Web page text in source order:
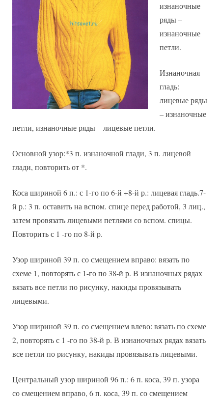
изнаночные
ряды –
изнаночные
петли.
Изнаночная
гладь:
лицевые ряды
– изнаночные
петли, изнаночные ряды – лицевые петли.
Основной узор:*3 п. изнаночной глади, 3 п. лицевой
глади, повторить от *.
Коса шириной 6 п.: с 1-го по 6-й +8-й р.: лицевая гладь.7-
й р.: 3 п. оставить на вспом. спице перед работой, 3 лиц.,
затем провязать лицевыми петлями со вспом. спицы.
Повторить с 1 -го по 8-й р.
Узор шириной 39 п. со смещением вправо: вязать по
схеме 1, повторять с 1-го по 38-й р. В изнаночных рядах
вязать все петли по рисунку, накиды провязывать
лицевыми.
Узор шириной 39 п. со смещением влево: вязать по схеме
2, повторять с 1 -го по 38-й р. В изнаночных рядах вязать
все петли по рисунку, накиды провязывать лицевыми.
Центральный узор шириной 96 п.: 6 п. коса, 39 п. узора
со смещением вправо, 6 п. коса, 39 п. со смещением